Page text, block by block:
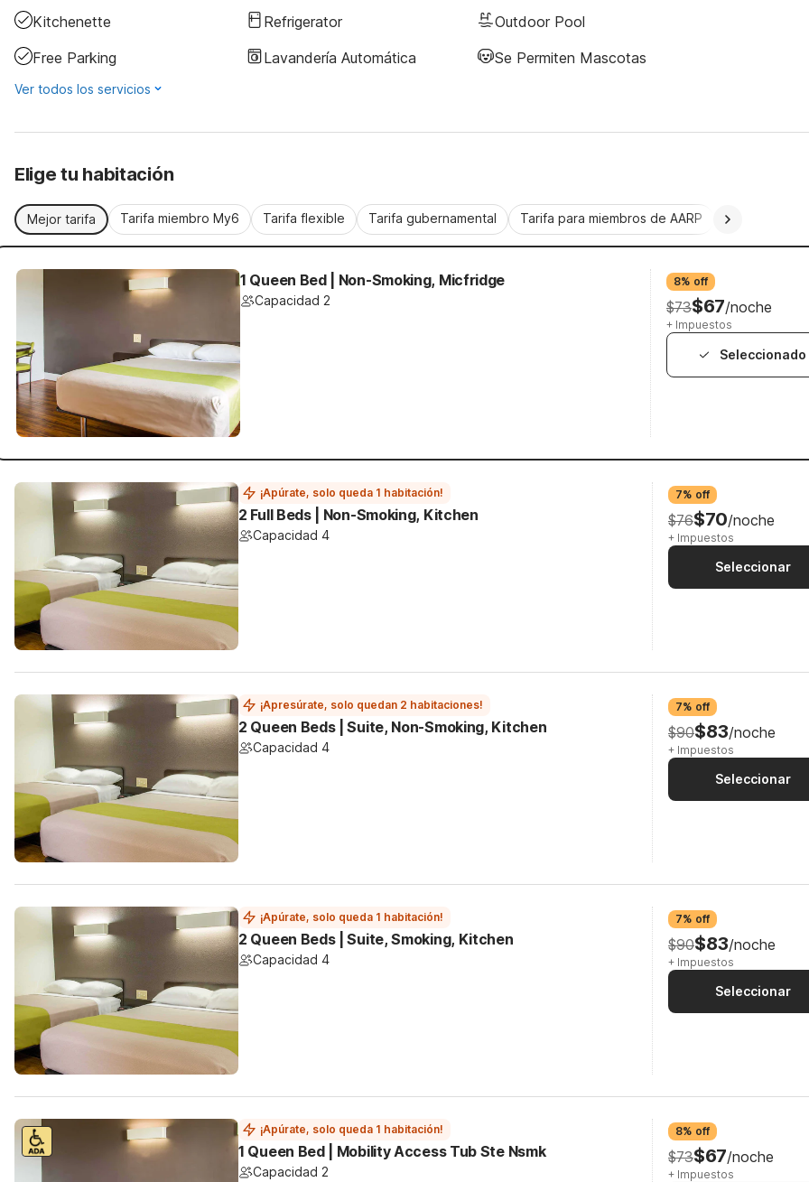
Kitchenette Refrigerator
Outdoor Pool
Free Parking
Lavandería Automática Se Permiten Mascotas
Ver todos los servicios
Elige tu habitación
Mejor tarifa Tarifa miembro My6 Tarifa flexible Tarifa gubernamental Tarifa para miembros de AARP
1 Queen Bed | Non-Smoking, Micfridge
Capacidad 2
8% off
$73$67/noche
+ Impuestos
Seleccionado
¡Apúrate, solo queda 1 habitación!
2 Full Beds | Non-Smoking, Kitchen
Capacidad 4
7% off
$76$70/noche
+ Impuestos
Seleccionar
¡Apresúrate, solo quedan 2 habitaciones!
2 Queen Beds | Suite, Non-Smoking, Kitchen
Capacidad 4
7% off
$90$83/noche
+ Impuestos
Seleccionar
¡Apúrate, solo queda 1 habitación!
2 Queen Beds | Suite, Smoking, Kitchen
Capacidad 4
7% off
$90$83/noche
+ Impuestos
Seleccionar
¡Apúrate, solo queda 1 habitación!
1 Queen Bed | Mobility Access Tub Ste Nsmk
Capacidad 2
8% off
$73$67/noche
+ Impuestos